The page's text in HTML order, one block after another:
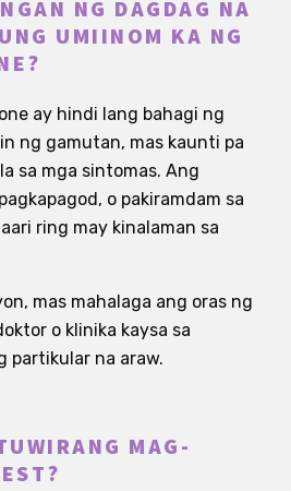
NG DAGDAG NA
UMIINOM KA NG
ay hindi lang bahagi ng
ng gamutan, mas kaunti pa
sa mga sintomas. Ang
o pakiramdam sa
ring may kinalaman sa
mas mahalaga ang oras ng
o klinika kaysa sa
partikular na araw.
MAG-